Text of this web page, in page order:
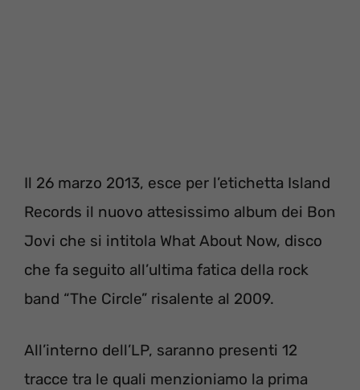
Il 26 marzo 2013, esce per l’etichetta Island
Records il nuovo attesissimo album dei Bon
Jovi che si intitola What About Now, disco
che fa seguito all’ultima fatica della rock
band “The Circle” risalente al 2009.
All’interno dell’LP, saranno presenti 12
tracce tra le quali menzioniamo la prima